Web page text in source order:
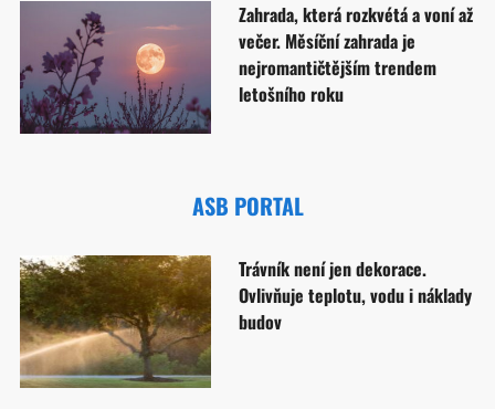
Zahrada, která rozkvétá a voní až
večer. Měsíční zahrada je
nejromantičtějším trendem
letošního roku
ASB PORTAL
Trávník není jen dekorace.
Ovlivňuje teplotu, vodu i náklady
budov